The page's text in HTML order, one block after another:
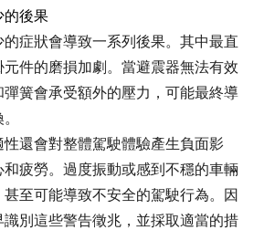
的後果
症狀會導致一系列後果。其中最直
件的磨損加劇。當避震器無法有效
簧會承受額外的壓力，可能最終導
還會對整體駕駛體驗產生負面影
疲勞。過度振動或感到不穩的車輛
至可能導致不安全的駕駛行為。因
別這些警告徵兆，並採取適當的措